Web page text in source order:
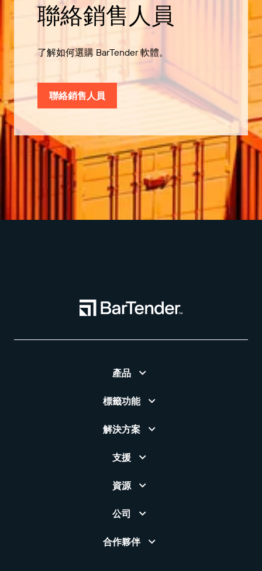
聯絡銷售人員
了解如何選購 BarTender 軟體。
聯絡銷售人員
產品
標籤功能
解決方案
支援
資源
公司
合作夥伴